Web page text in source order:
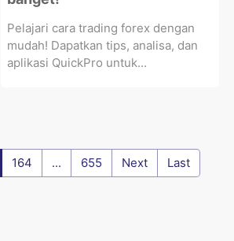
Pelajari cara trading forex dengan
mudah! Dapatkan tips, analisa, dan
aplikasi QuickPro untuk...
164 ... 655 Next Last